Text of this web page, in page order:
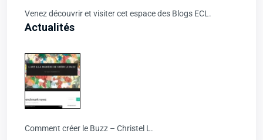
Venez découvrir et visiter cet espace des Blogs ECL.
Actualités
Comment créer le Buzz – Christel L.